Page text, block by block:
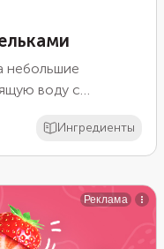
небольшие
воду с
сытным. Овощная
бульону густоту
паприку, молотый
Ингредиенты